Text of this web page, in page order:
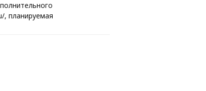
, планируемая